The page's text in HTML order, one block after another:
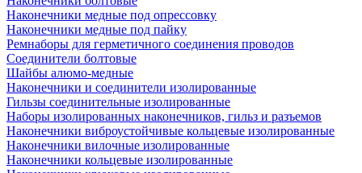
Наконечники медные под опрессовку
Наконечники медные под пайку
Ремнаборы для герметичного соединения проводов
Соединители болтовые
Шайбы алюмо-медные
Наконечники и соединители изолированные
Гильзы соединительные изолированные
Наборы изолированных наконечников, гильз и разъемов
Наконечники виброустойчивые кольцевые изолированные
Наконечники вилочные изолированные
Наконечники кольцевые изолированные